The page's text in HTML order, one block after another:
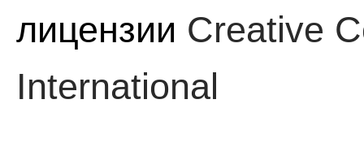
лицензии Creative
International